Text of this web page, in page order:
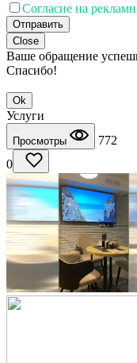
Согласие на
Отправить
Close
Ваше обращение
Спасибо!
Ok
Услуги
Просмотры
772
0